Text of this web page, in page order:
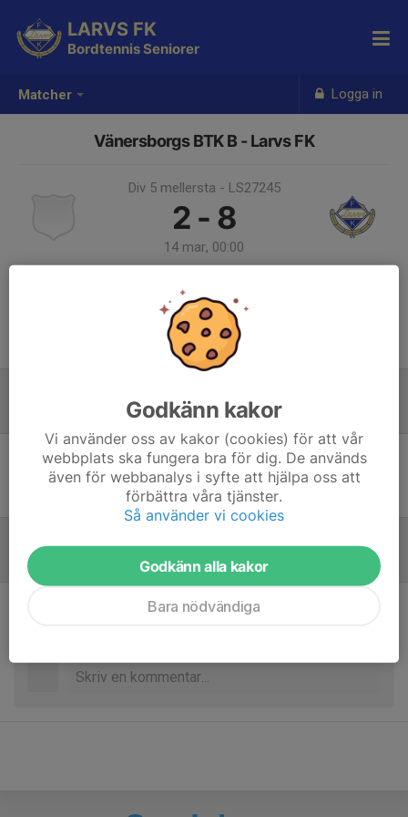
Matcher Logga in
LARVS FK
Bordtennis Seniorer
Vänersborgs BTK B - Larvs FK
Div 5 mellersta - LS27245
2 - 8
14 mar, 00:00
Samling 23:00
Laguppställning
Ingen uppställning ifylld
Referat
Godkänn kakor
Vi använder oss av kakor (cookies) för att vår
webbplats ska fungera bra för dig. De används
även för webbanalys i syfte att hjälpa oss att
förbättra våra tjänster.
Så använder vi cookies
Godkänn alla kakor
Bara nödvändiga